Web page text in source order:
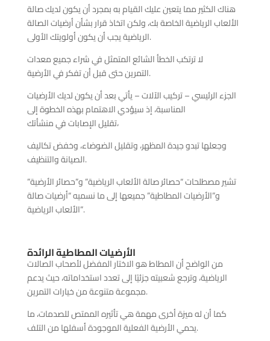
هناك الكثير مما يتعين عليك القيام به بمجرد أن يكون لديك صالة
الألعاب الرياضية الخاصة بك، ولكن اتخاذ قرار بشأن أرضيات الصالة
الرياضية يجب أن يكون أولويتك الأولى.
لا ترتكب الخطأ الشائع المتمثل في شراء جميع معدات
التمرين حتى قبل أن تفكر في الأرضية.
الجزء الرئيسي – تركيب الآلات – يأتي بعد أن يكون لديك الأرضيات
المناسبة، إذ سيؤدي الاهتمام بهذه الخطوة إلى
تقليل الإصابات في منشأتك،
وجعلها تبدو جيدة المظهر، وتقليل الضوضاء، وخفض تكاليف
الصيانة والتنظيف.
تشير مصطلحات “حصائر صالة الألعاب الرياضية” و”حصائر الأرضية”
و”الأرضيات المطاطية” جميعها إلى ما نسميه “أرضيات صالة
الألعاب الرياضية”.
الأرضيات المطاطية الرائدة
من الواضح أن المطاط هو الاختار المفضل لأصحاب الصالات
الرياضية، وترجع شعبيته جزئيًا إلى تعدد استخداماته، حيث يدعم
مجموعة متنوعة من خيارات التمرين.
كما أن له ميزة أخرى مهمة هي تأثيره الممتص للصدمات، ما
يحمي الأرضية الفعلية الموجودة أسفلها من التلف.